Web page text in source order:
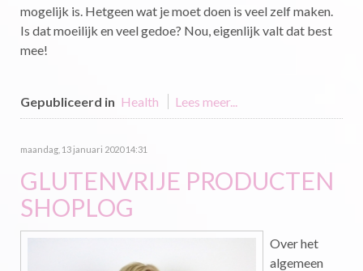
mogelijk is. Hetgeen wat je moet doen is veel zelf maken.
Is dat moeilijk en veel gedoe? Nou, eigenlijk valt dat best
mee!
Gepubliceerd in Health Lees meer...
maandag, 13 januari 2020 14:31
GLUTENVRIJE PRODUCTEN
SHOPLOG
Over het
algemeen